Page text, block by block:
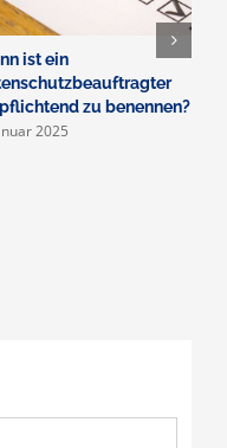
ist ein
zu benennen?
2025